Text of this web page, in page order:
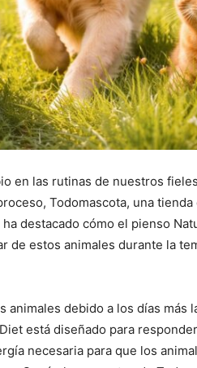
en las rutinas de nuestros
Todomascota, una tienda
destacado cómo el pienso
de estos animales durante la
animales debido a los días más
está diseñado para
necesaria para que los